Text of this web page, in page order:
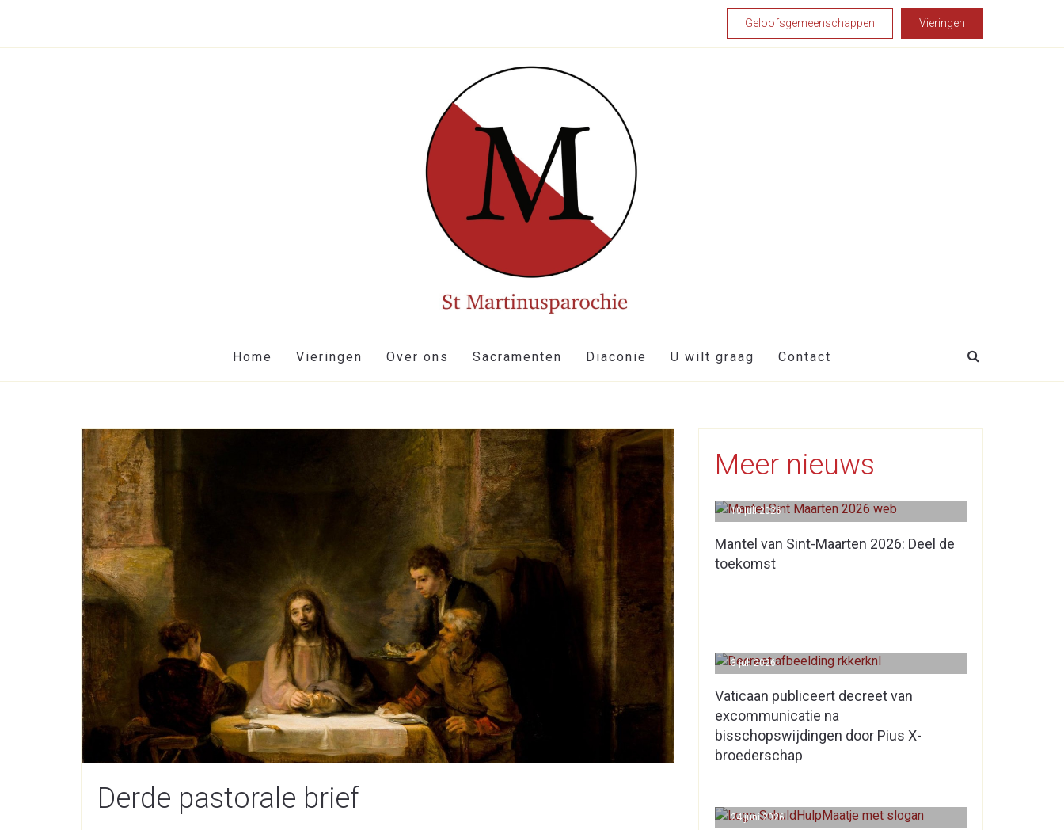
Geloofsgemeenschappen Vieringen
Home Vieringen Over ons Sacramenten Diaconie U wilt graag Contact
Derde pastorale brief
Meer nieuws
Mantel van Sint-Maarten 2026: Deel de
toekomst
10 juli 2026
Vaticaan publiceert decreet van
excommunicatie na
bisschopswijdingen door Pius X-
broederschap
3 juli 2026
24 juni 2026